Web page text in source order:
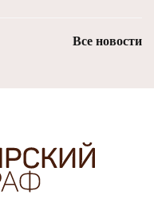
Все новости